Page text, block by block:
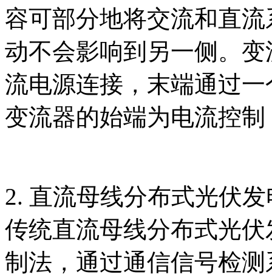
容可部分地将交流和直
动不会影响到另一侧。
流电源连接，末端通过
变流器的始端为电流控
2. 直流母线分布式光伏
传统直流母线分布式光
制法，通过通信信号检